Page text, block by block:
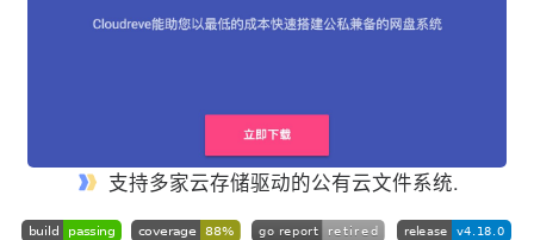
支持多家云存储驱动的公有云文件系统.